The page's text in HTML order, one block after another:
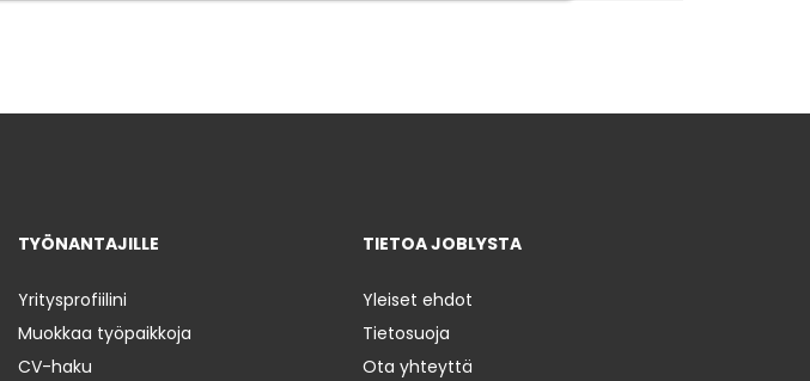
TYÖNANTAJILLE
Yritysprofiilini
Muokkaa työpaikkoja
CV-haku
TIETOA JOBLYSTA
Yleiset ehdot
Tietosuoja
Ota yhteyttä